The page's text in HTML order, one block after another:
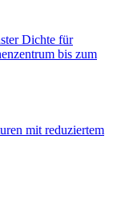
Dichte für
bis zum
mit reduziertem